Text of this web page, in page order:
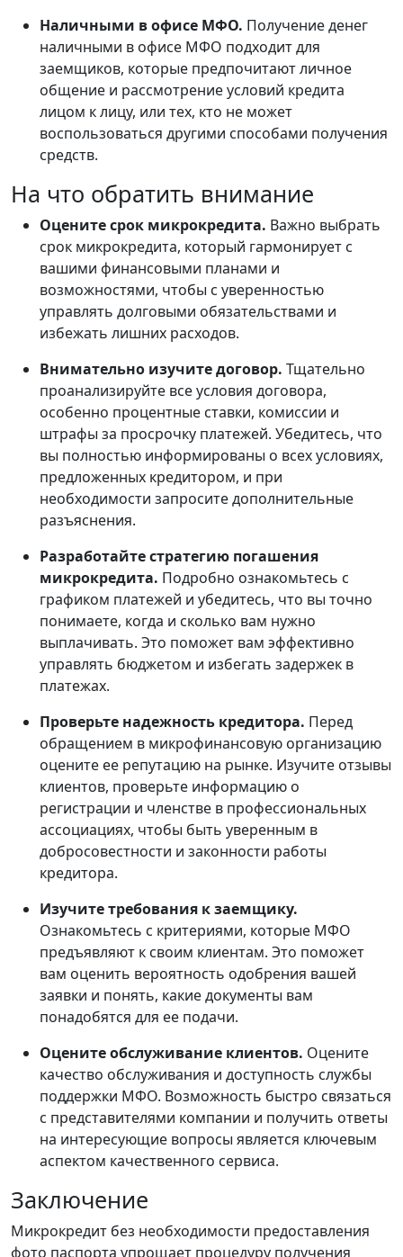
Наличными в офисе МФО. Получение денег
наличными в офисе МФО подходит для
заемщиков, которые предпочитают личное
общение и рассмотрение условий кредита
лицом к лицу, или тех, кто не может
воспользоваться другими способами получения
средств.
На что обратить внимание
Оцените срок микрокредита. Важно выбрать
срок микрокредита, который гармонирует с
вашими финансовыми планами и
возможностями, чтобы с уверенностью
управлять долговыми обязательствами и
избежать лишних расходов.
Внимательно изучите договор. Тщательно
проанализируйте все условия договора,
особенно процентные ставки, комиссии и
штрафы за просрочку платежей. Убедитесь, что
вы полностью информированы о всех условиях,
предложенных кредитором, и при
необходимости запросите дополнительные
разъяснения.
Разработайте стратегию погашения
микрокредита. Подробно ознакомьтесь с
графиком платежей и убедитесь, что вы точно
понимаете, когда и сколько вам нужно
выплачивать. Это поможет вам эффективно
управлять бюджетом и избегать задержек в
платежах.
Проверьте надежность кредитора. Перед
обращением в микрофинансовую организацию
оцените ее репутацию на рынке. Изучите отзывы
клиентов, проверьте информацию о
регистрации и членстве в профессиональных
ассоциациях, чтобы быть уверенным в
добросовестности и законности работы
кредитора.
Изучите требования к заемщику.
Ознакомьтесь с критериями, которые МФО
предъявляют к своим клиентам. Это поможет
вам оценить вероятность одобрения вашей
заявки и понять, какие документы вам
понадобятся для ее подачи.
Оцените обслуживание клиентов. Оцените
качество обслуживания и доступность службы
поддержки МФО. Возможность быстро связаться
с представителями компании и получить ответы
на интересующие вопросы является ключевым
аспектом качественного сервиса.
Заключение
Микрокредит без необходимости предоставления
фото паспорта упрощает процедуру получения